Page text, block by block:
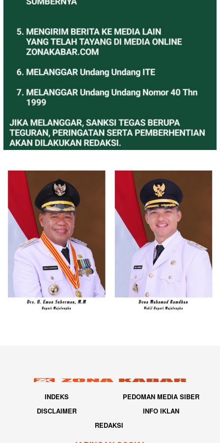
INDEKS
PEDOMAN MEDIA SIBER
DISCLAIMER
INFO IKLAN
REDAKSI